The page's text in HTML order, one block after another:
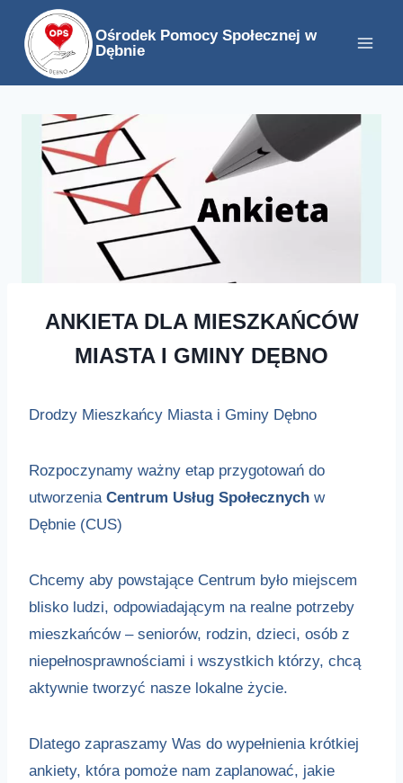
Przejdź
treści
Ośrodek Pomocy Społecznej w
Dębnie
ANKIETA DLA MIESZKAŃCÓW
MIASTA I GMINY DĘBNO
Drodzy Mieszkańcy Miasta i Gminy Dębno
Rozpoczynamy ważny etap przygotowań do
utworzenia Centrum Usług Społecznych w
Dębnie (CUS)
Chcemy aby powstające Centrum było miejscem
blisko ludzi, odpowiadającym na realne potrzeby
mieszkańców – seniorów, rodzin, dzieci, osób z
niepełnosprawnościami i wszystkich którzy, chcą
aktywnie tworzyć nasze lokalne życie.
Dlatego zapraszamy Was do wypełnienia krótkiej
ankiety, która pomoże nam zaplanować, jakie